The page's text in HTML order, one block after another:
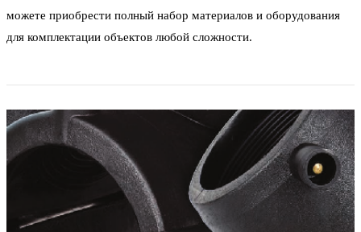
можете приобрести полный набор материалов и оборудования
для комплектации объектов любой сложности.